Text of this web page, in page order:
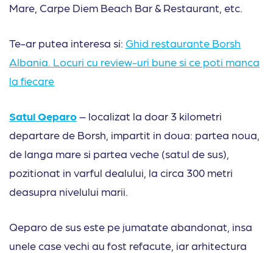
Mare, Carpe Diem Beach Bar & Restaurant, etc.
Te-ar putea interesa si: Ghid restaurante Borsh
Albania. Locuri cu review-uri bune si ce poti manca
la fiecare
Satul Qeparo– localizat la doar 3 kilometri
departare de Borsh, impartit in doua: partea noua,
de langa mare si partea veche (satul de sus),
pozitionat in varful dealului, la circa 300 metri
deasupra nivelului marii.
Qeparo de sus este pe jumatate abandonat, insa
unele case vechi au fost refacute, iar arhitectura